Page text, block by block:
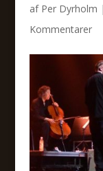
af Per Dyrholm |
Kommentarer